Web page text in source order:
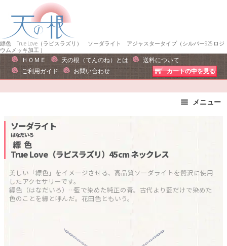
ー
シ
ン
へ
キ
ン
ツ
ス
キ
プ
縹色 True Love（ラピスラズリ） ソーダライト アジャスタータイプ（シルバー925 ロジ
ウムメッキ加工 ）
ＨＯＭＥ 天の根（てんのね）とは
送料について
ご利用ガイド
お問い合わせ カートの中を見る
メニュー
ピアス・イヤリング
リング
運勢で選ぶ
干支石で選ぶ
星座石で選ぶ
石の名前で選ぶ
パワーストーン一覧
ソーダライト
縹色
はなだいろ
True Love（ラピスラズリ）45cmネックレス
美しい「縹色」をイメージさせる、高品質ソーダライトを贅沢に使用
したアクセサリーです。
縹色（はなだいろ）…藍で染めた純正の青。古代より藍だけで染めた
色のことを縹と呼んだ。花田色ともいう。